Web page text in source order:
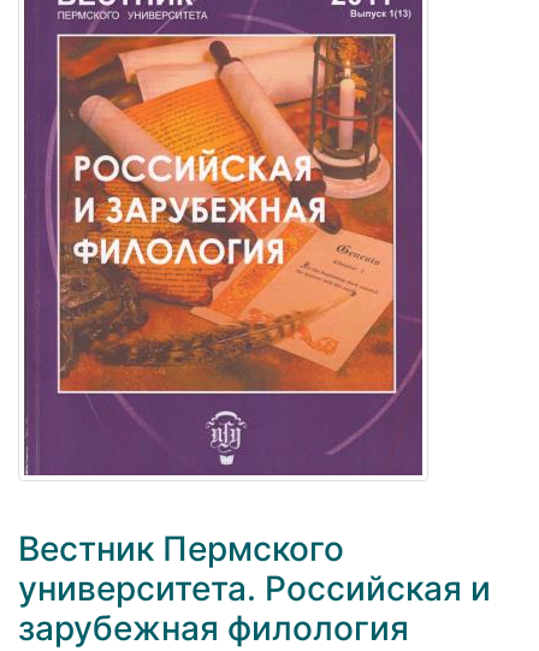
Вестник Пермского
университета. Российская и
зарубежная филология